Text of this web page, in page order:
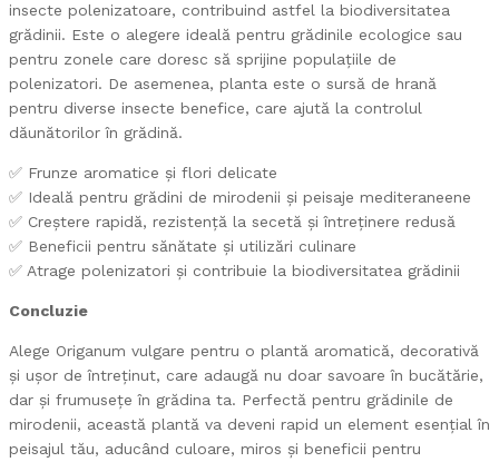
insecte polenizatoare, contribuind astfel la biodiversitatea
grădinii. Este o alegere ideală pentru grădinile ecologice sau
pentru zonele care doresc să sprijine populațiile de
polenizatori. De asemenea, planta este o sursă de hrană
pentru diverse insecte benefice, care ajută la controlul
dăunătorilor în grădină.
✅ Frunze aromatice și flori delicate
✅ Ideală pentru grădini de mirodenii și peisaje mediteraneene
✅ Creștere rapidă, rezistență la secetă și întreținere redusă
✅ Beneficii pentru sănătate și utilizări culinare
✅ Atrage polenizatori și contribuie la biodiversitatea grădinii
Concluzie
Alege Origanum vulgare pentru o plantă aromatică, decorativă
și ușor de întreținut, care adaugă nu doar savoare în bucătărie,
dar și frumusețe în grădina ta. Perfectă pentru grădinile de
mirodenii, această plantă va deveni rapid un element esențial în
peisajul tău, aducând culoare, miros și beneficii pentru